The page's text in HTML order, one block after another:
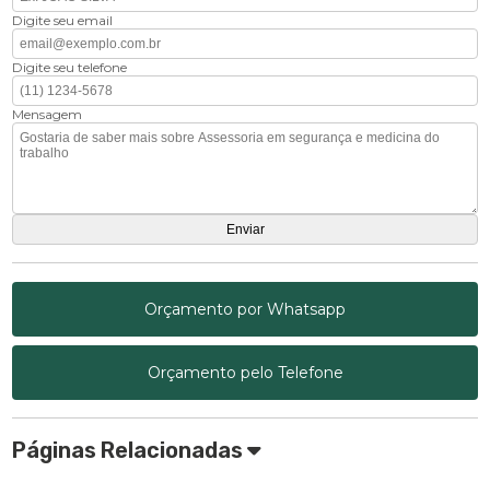
Digite seu email
Digite seu telefone
Mensagem
Orçamento por Whatsapp
Orçamento pelo Telefone
Páginas Relacionadas